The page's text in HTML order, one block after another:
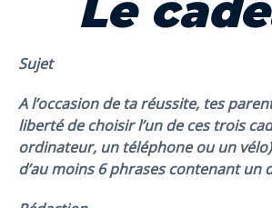
Le
Sujet
Al’occasion de ta réussite, tes
liberté de choisir l’un de ces trois
ordinateur, un téléphone ou un
d’au moins 6 phrases contenant un